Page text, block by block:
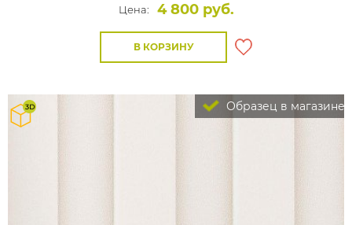
Цена:
4 800 руб.
В КОРЗИНУ
Образец в магазине